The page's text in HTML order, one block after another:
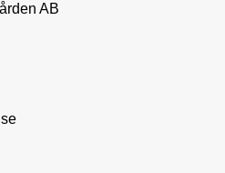
AB